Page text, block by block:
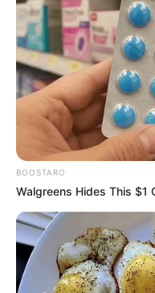
BOOSTARO
Walgreens Hides This $1